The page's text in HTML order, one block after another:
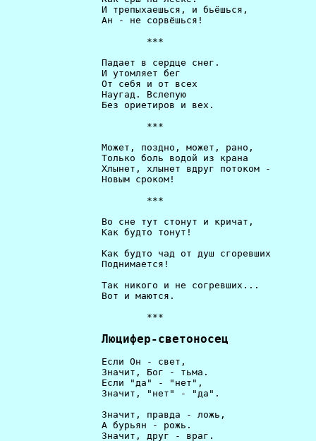
                 И трепыхаешься, и бьёшься,
                 Ан - не сорвёшься!
                         ***
                 Падает в сердце снег.
                 И утомляет бег
                 От себя и от всех
                 Наугад. Вслепую
                 Без ориетиров и вех.
                         ***
                 Может, поздно, может, рано,
                 Только боль водой из крана
                 Хлынет, xлынет вдруг потоком -
                 Новым сроком!
                         ***
                 Во сне тут стонут и кричат,
                 Как будто тонут!
                 Как будто чад от душ сгоревших
                 Поднимается!
                 Так никого и не согревших...
                 Вот и маются.
                         ***
Люцифер-светоносец
                 Если Он - свет,
                 Значит, Бог - тьма.
                 Если "да" - "нет",
                 Значит, "нет" - "да".
                 Значит, правда - ложь,
                 А бурьян - рожь.
                 Значит, друг - враг.